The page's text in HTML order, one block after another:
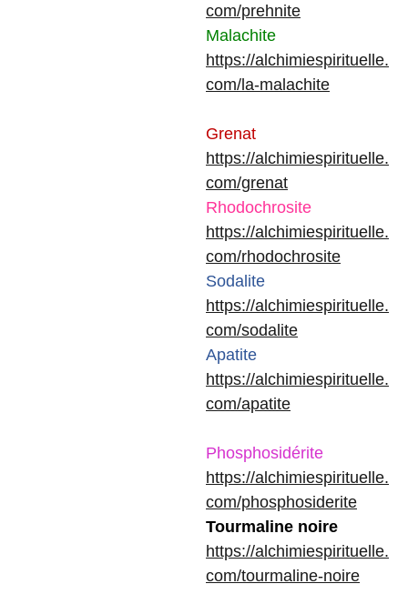
com/prehnite
Malachite
https://alchimiespirituelle.
com/la-malachite
Grenat
https://alchimiespirituelle.
com/grenat
Rhodochrosite
https://alchimiespirituelle.
com/rhodochrosite
Sodalite
https://alchimiespirituelle.
com/sodalite
Apatite
https://alchimiespirituelle.
com/apatite
Phosphosidérite
https://alchimiespirituelle.
com/phosphosiderite
Tourmaline noire
https://alchimiespirituelle.
com/tourmaline-noire